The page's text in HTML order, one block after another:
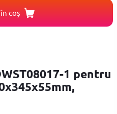
coș
1 pentru